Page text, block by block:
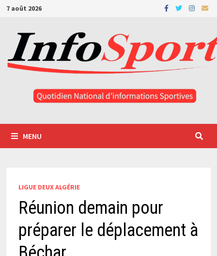
Passer
contenu
7 août 2026
MENU
LIGUE DEUX ALGÉRIE
Réunion demain pour
préparer le déplacement à